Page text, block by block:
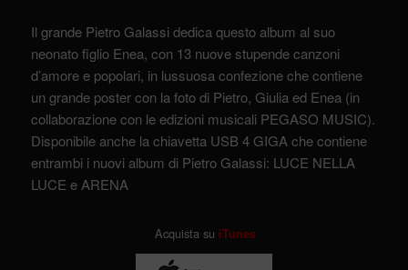
Il grande Pietro Galassi dedica questo album al suo
neonato figlio Enea, con 13 nuove stupende canzoni
d’amore e popolari, in lussuosa confezione che contiene
un grande poster con la foto di Pietro, Giulia ed Enea (in
collaborazione con le edizioni musicali PEGASO MUSIC).
Disponibile anche la chiavetta USB 4 GIGA che contiene
entrambi i nuovi album di Pietro Galassi: LUCE NELLA
LUCE e ARENA
Acquista su iTunes